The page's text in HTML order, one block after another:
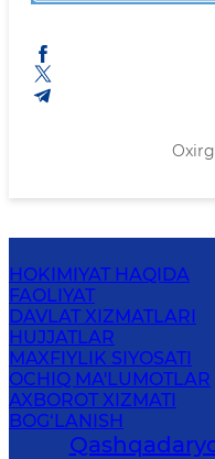
HOKIMIYAT HAQIDA
FAOLIYAT
DAVLAT XIZMATLARI
HUJJATLAR
MAXFIYLIK SIYOSATI
OCHIQ MA'LUMOTLAR
AXBOROT XIZMATI
BOG‘LANISH